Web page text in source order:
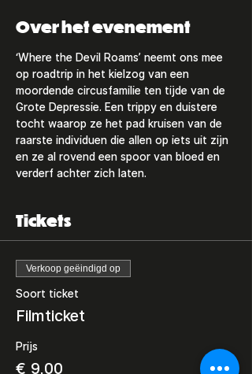
Over het evenement
‘Where the Devil Roams’ neemt ons mee
op roadtrip in het kielzog van een
moordende circusfamilie ten tijde van de
Grote Depressie. Een trippy en duistere
tocht waarop ze het pad kruisen van de
raarste individuen die allen op iets uit zijn
en ze al rovend een spoor van bloed en
verderf achter zich laten.
Tickets
Verkoop geëindigd op
Soort ticket
Filmticket
Prijs
€ 9,00